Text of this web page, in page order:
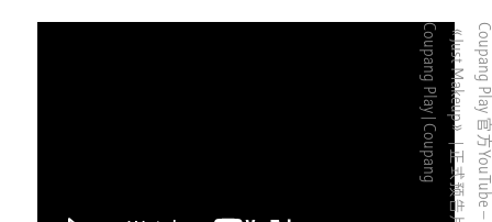
C
o
u
p
a
n
g
P
l
a
y
官
方
Y
o
u
T
u
b
e
–
《
J
u
s
t
M
a
k
e
u
p
》
|
正
式
预
告
片
|
C
o
u
p
a
n
g
P
l
a
y
|
C
o
u
p
a
n
g